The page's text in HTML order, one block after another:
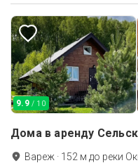
9.9 / 10
Дома в аренду
Вареж · 152 м до реки